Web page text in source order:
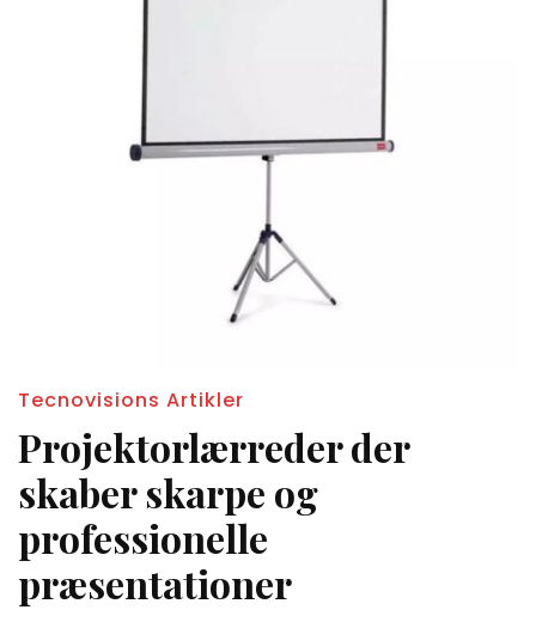
Tecnovisions Artikler
Projektorlærreder der
skaber skarpe og
professionelle
præsentationer